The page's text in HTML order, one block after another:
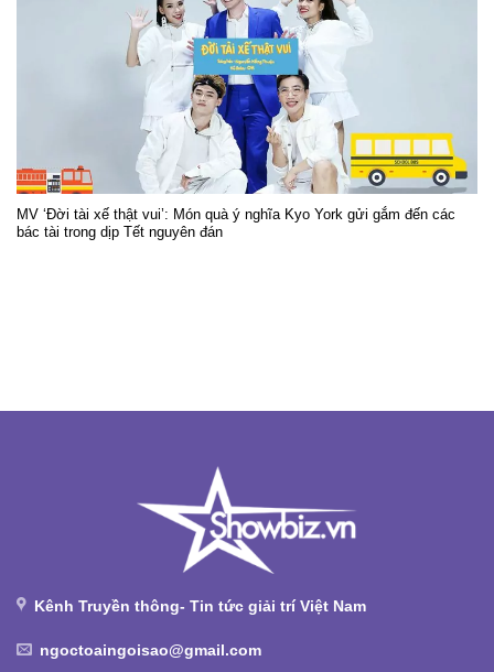
MV ‘Đời tài xế thật vui’: Món quà ý nghĩa Kyo York gửi gắm đến các
bác tài trong dịp Tết nguyên đán
Kênh Truyền thông- Tin tức giải trí Việt Nam
ngoctoaingoisao@gmail.com